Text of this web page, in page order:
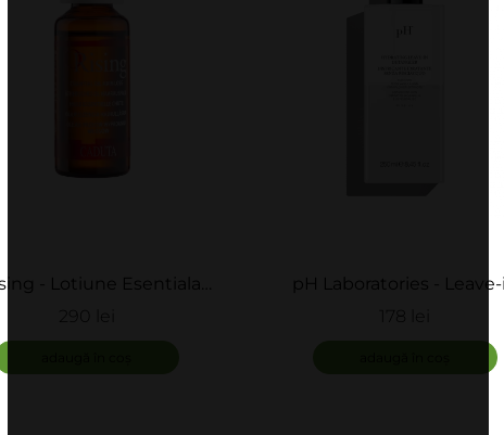
- Lotiune Esentiala
290 lei
pH Laboratories - Leave-in
178 lei